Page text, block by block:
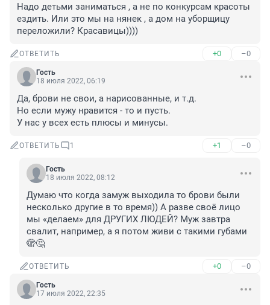
Надо детьми заниматься , а не по конкурсам красоты
ездить. Или это мы на нянек , а дом на уборщицу
переложили? Красавицы))))
ОТВЕТИТЬ +0 –0
Гость
18 июля 2022, 06:19
Да, брови не свои, а нарисованные, и т.д.
Но если мужу нравится - то и пусть.
У нас у всех есть плюсы и минусы.
ОТВЕТИТЬ 1 +1 –0
Гость
18 июля 2022, 08:12
Думаю что когда замуж выходила то брови были
несколько другие в то время)) А разве своё лицо
мы «делаем» для ДРУГИХ ЛЮДЕЙ? Муж завтра
свалит, например, а я потом живи с такими губами
🫣🤔
ОТВЕТИТЬ +0 –0
Гость
17 июля 2022, 22:35